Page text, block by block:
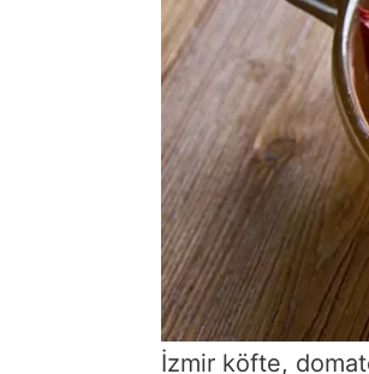
İzmir köfte,